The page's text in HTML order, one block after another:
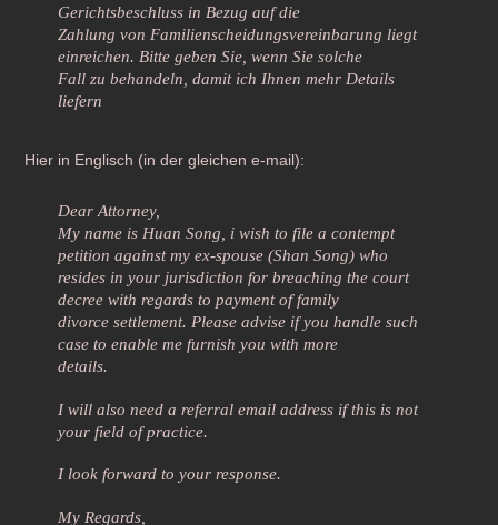
Gerichtsbeschluss in Bezug auf die
Zahlung von Familienscheidungsvereinbarung liegt
einreichen. Bitte geben Sie, wenn Sie solche
Fall zu behandeln, damit ich Ihnen mehr Details
liefern
Hier in Englisch (in der gleichen e-mail):
Dear Attorney,
My name is Huan Song, i wish to file a contempt
petition against my ex-spouse (Shan Song) who
resides in your jurisdiction for breaching the court
decree with regards to payment of family
divorce settlement. Please advise if you handle such
case to enable me furnish you with more
details.
I will also need a referral email address if this is not
your field of practice.
I look forward to your response.
My Regards,